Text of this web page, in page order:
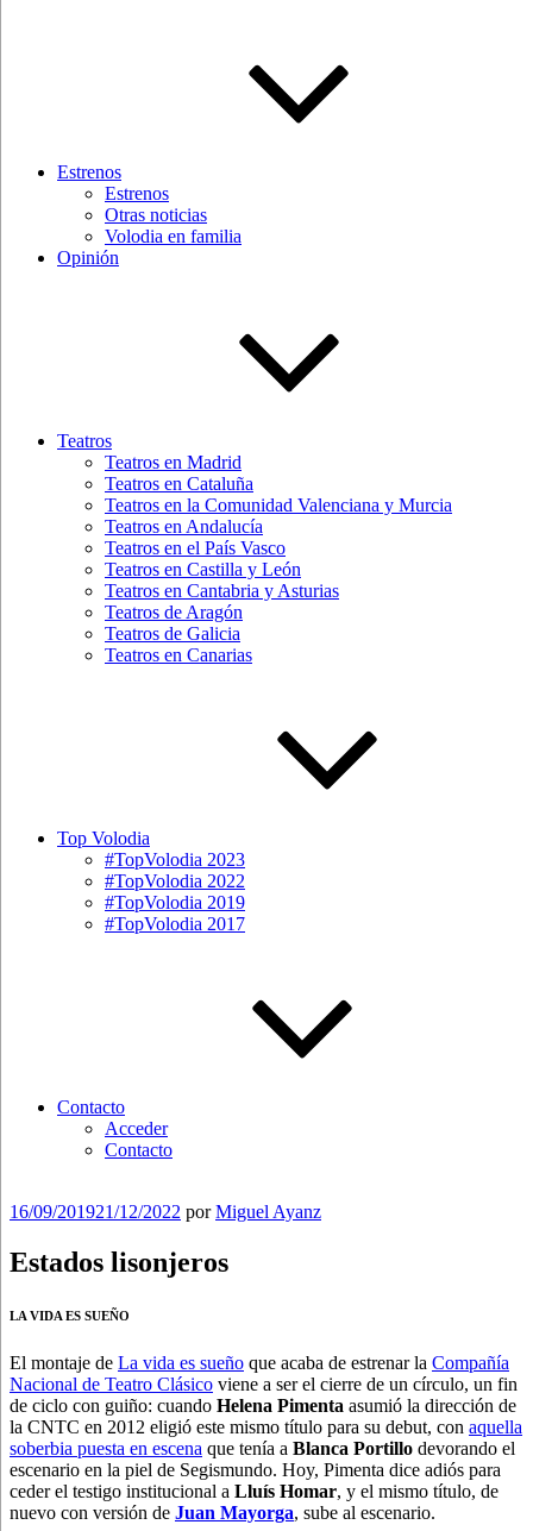
Estrenos
Estrenos
Otras noticias
Volodia en familia
Opinión
Teatros
Teatros en Madrid
Teatros en Cataluña
Teatros en la Comunidad Valenciana y Murcia
Teatros en Andalucía
Teatros en el País Vasco
Teatros en Castilla y León
Teatros en Cantabria y Asturias
Teatros de Aragón
Teatros de Galicia
Teatros en Canarias
Top Volodia
#TopVolodia 2023
#TopVolodia 2022
#TopVolodia 2019
#TopVolodia 2017
Contacto
Acceder
Contacto
Publicado
16/09/201921/12/2022 porMiguel Ayanz
Estados lisonjeros
LA VIDA ES SUEÑO
El montaje de La vida es sueño que acaba de estrenar la Compañía
Nacional de Teatro Clásico viene a ser el cierre de un círculo, un fin
de ciclo con guiño: cuando Helena Pimenta asumió la dirección de
la CNTC en 2012 eligió este mismo título para su debut, con aquella
soberbia puesta en escena que tenía a Blanca Portillo devorando el
escenario en la piel de Segismundo. Hoy, Pimenta dice adiós para
ceder el testigo institucional a Lluís Homar, y el mismo título, de
nuevo con versión de Juan Mayorga, sube al escenario.